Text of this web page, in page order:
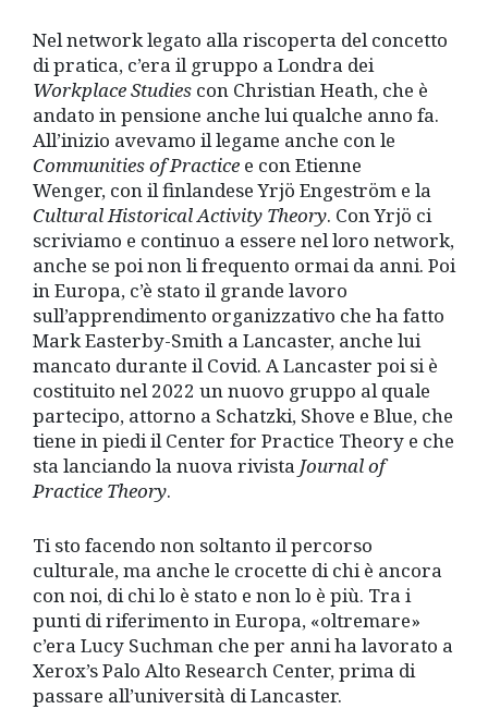
Nel network legato alla riscoperta del concetto
di pratica, c’era il gruppo a Londra dei
Workplace Studies con Christian Heath, che è
andato in pensione anche lui qualche anno fa.
All’inizio avevamo il legame anche con le
Communities of Practice e con Etienne
Wenger, con il finlandese Yrjö Engeström e la
Cultural Historical Activity Theory. Con Yrjö ci
scriviamo e continuo a essere nel loro network,
anche se poi non li frequento ormai da anni. Poi
in Europa, c’è stato il grande lavoro
sull’apprendimento organizzativo che ha fatto
Mark Easterby-Smith a Lancaster, anche lui
mancato durante il Covid. A Lancaster poi si è
costituito nel 2022 un nuovo gruppo al quale
partecipo, attorno a Schatzki, Shove e Blue, che
tiene in piedi il Center for Practice Theory e che
sta lanciando la nuova rivista Journal of
Practice Theory.
Ti sto facendo non soltanto il percorso
culturale, ma anche le crocette di chi è ancora
con noi, di chi lo è stato e non lo è più. Tra i
punti di riferimento in Europa, «oltremare»
c’era Lucy Suchman che per anni ha lavorato a
Xerox’s Palo Alto Research Center, prima di
passare all’università di Lancaster.